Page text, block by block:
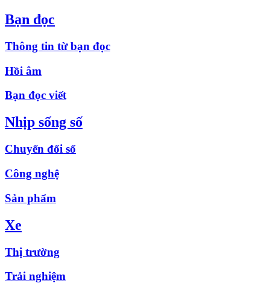
Bạn đọc
Thông tin từ bạn đọc
Hồi âm
Bạn đọc viết
Nhịp sống số
Chuyển đổi số
Công nghệ
Sản phẩm
Xe
Thị trường
Trải nghiệm